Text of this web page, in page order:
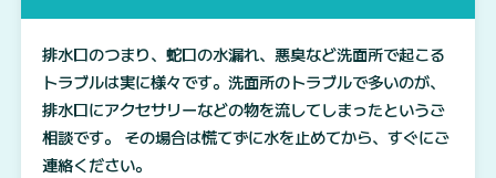
排水口のつまり、蛇口の水漏れ、悪臭など洗面所で起こる
トラブルは実に様々です。洗面所のトラブルで多いのが、
排水口にアクセサリーなどの物を流してしまったというご
相談です。 その場合は慌てずに水を止めてから、すぐにご
連絡ください。